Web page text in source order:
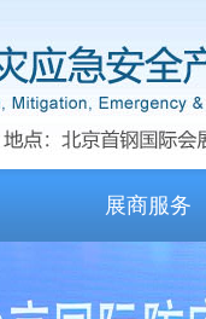
展商服务